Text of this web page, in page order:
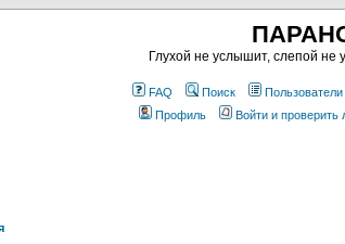
Глухой не услышит, слепой не
FAQ Поиск Пользователи
Профиль
Войти и